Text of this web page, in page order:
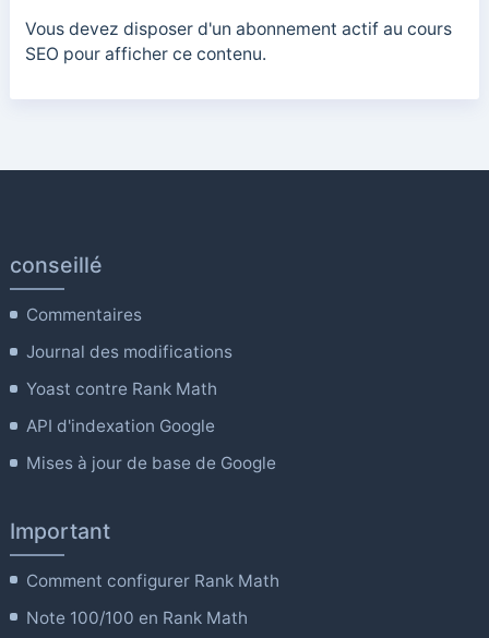
Vous devez disposer d'un abonnement actif au cours
SEO pour afficher ce contenu.
conseillé
Commentaires
Journal des modifications
Yoast contre Rank Math
API d'indexation Google
Mises à jour de base de Google
Important
Comment configurer Rank Math
Note 100/100 en Rank Math